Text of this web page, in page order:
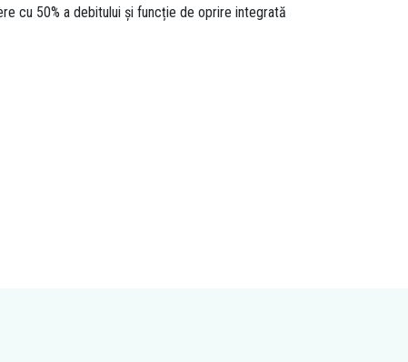
cu 50% a debitului și funcție de oprire integrată